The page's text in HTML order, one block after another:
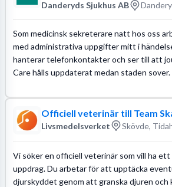
Danderyds Sjukhus AB
Som medicinsk sekreterare natt hos oss
med administrativa uppgifter mitt i
hanterar telefonkontakter och ser till att
Care hålls uppdaterat medan staden sover.
Officiell veterinär till Team
Livsmedelsverket Skövde,
Vi söker en officiell veterinär som vill ha
uppdrag. Du arbetar för att upptäcka
djurskyddet genom att granska djuren och